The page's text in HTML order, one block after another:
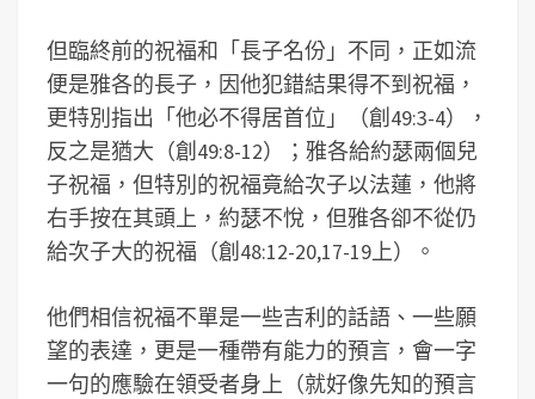
但臨終前的祝福和「長子名份」不同，正如流
便是雅各的長子，因他犯錯結果得不到祝福，
更特別指出「他必不得居首位」（創49:3-4），
反之是猶大（創49:8-12）；雅各給約瑟兩個兒
子祝福，但特別的祝福竟給次子以法蓮，他將
右手按在其頭上，約瑟不悅，但雅各卻不從仍
給次子大的祝福（創48:12-20,17-19上）。
他們相信祝福不單是一些吉利的話語、一些願
望的表達，更是一種帶有能力的預言，會一字
一句的應驗在領受者身上（就好像先知的預言